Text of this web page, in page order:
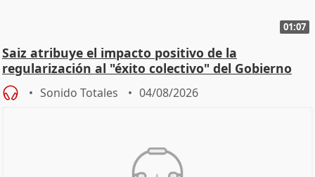
01:07
Saiz atribuye el impacto positivo de la
regularización al "éxito colectivo" del Gobierno
Sonido Totales 04/08/2026